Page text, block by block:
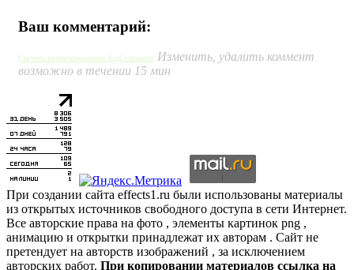
Ваш комментарий:
Система комментирования SigComments Изменить, удалить коммент
возможно в течении 15 мин
При создании сайта effects1.ru были использованы материалы
из открытых источников свободного доступа в сети Интернет.
Все авторские права на фото , элементы картинок png ,
анимацию и открытки принадлежат их авторам . Сайт не
претендует на авторств изображений , за исключением
авторских работ. При копировании материалов ссылка на